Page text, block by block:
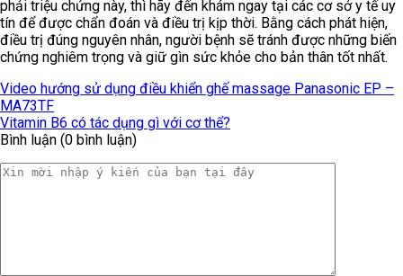
phải triệu chứng này, thì hãy đến khám ngay tại các cơ sở y tế uy
tín để được chẩn đoán và điều trị kịp thời. Bằng cách phát hiện,
điều trị đúng nguyên nhân, người bệnh sẽ tránh được những biến
chứng nghiêm trọng và giữ gìn sức khỏe cho bản thân tốt nhất.
Video hướng sử dụng điều khiển ghế massage Panasonic EP –
MA73TF
Vitamin B6 có tác dụng gì với cơ thể?
Bình luận (0 bình luận)